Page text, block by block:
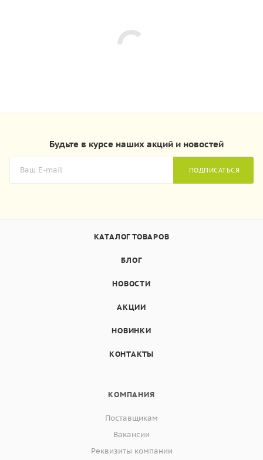
Будьте в курсе наших акций и новостей
ПОДПИСАТЬСЯ
КАТАЛОГ ТОВАРОВ
БЛОГ
НОВОСТИ
АКЦИИ
НОВИНКИ
КОНТАКТЫ
КОМПАНИЯ
Поставщикам
Вакансии
Реквизиты компании